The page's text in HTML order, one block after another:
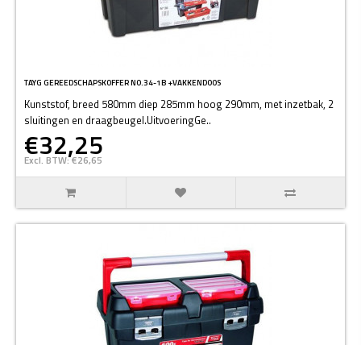
TAYG GEREEDSCHAPSKOFFER N0.34-1B +VAKKENDOOS
Kunststof, breed 580mm diep 285mm hoog 290mm, met inzetbak, 2
sluitingen en draagbeugel.UitvoeringGe..
€32,25
Excl. BTW: €26,65